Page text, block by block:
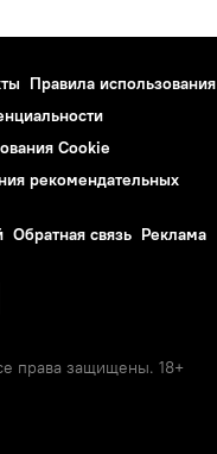
Правила использования
Cookie
рекомендательных
Обратная связь Реклама
права защищены. 18+